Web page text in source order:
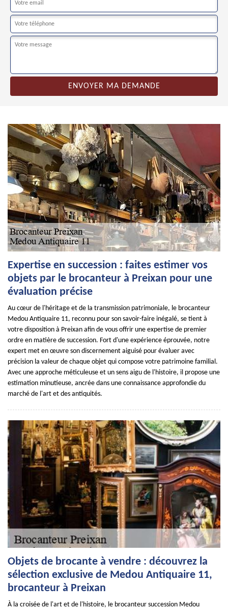
Expertise en succession : faites estimer vos
objets par le brocanteur à Preixan pour une
évaluation précise
Au cœur de l'héritage et de la transmission patrimoniale, le brocanteur
Medou Antiquaire 11, reconnu pour son savoir-faire inégalé, se tient à
votre disposition à Preixan afin de vous offrir une expertise de premier
ordre en matière de succession. Fort d'une expérience éprouvée, notre
expert met en œuvre son discernement aiguisé pour évaluer avec
précision la valeur de chaque objet qui compose votre patrimoine familial.
Avec une approche méticuleuse et un sens aigu de l'histoire, il propose une
estimation minutieuse, ancrée dans une connaissance approfondie du
marché de l'art et des antiquités.
Objets de brocante à vendre : découvrez la
sélection exclusive de Medou Antiquaire 11,
brocanteur à Preixan
À la croisée de l'art et de l'histoire, le brocanteur succession Medou